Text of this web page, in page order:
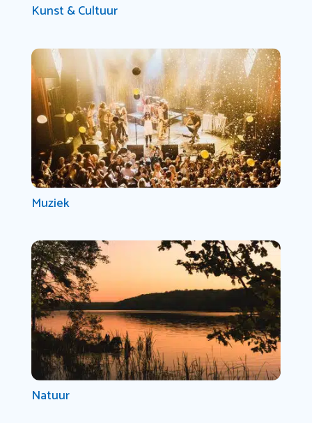
Kunst & Cultuur
Muziek
Natuur